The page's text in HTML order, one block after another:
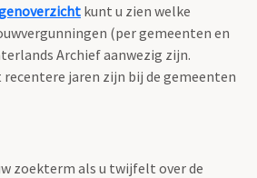
kunt u zien welke
(per gemeenten en
Archief aanwezig zijn.
jaren zijn bij de gemeenten
zoekterm als u twijfelt over de